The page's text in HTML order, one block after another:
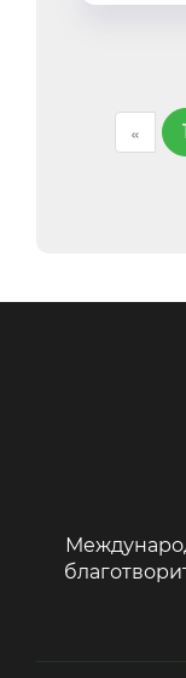
«